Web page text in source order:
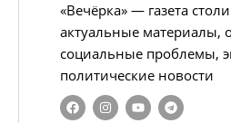
«Вечёрка» — газета
актуальные материалы,
социальные проблемы,
политические новости